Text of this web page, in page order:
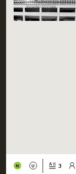
N U 3